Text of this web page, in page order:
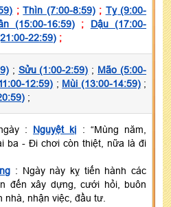
;Thìn (7:00-8:59); Tỵ (9:00-
(15:00-16:59) ; Dậu (17:00-
22:59) ;
; Sửu (1:00-2:59) ; Mão (5:00-
12:59) ; Mùi (13:00-14:59);
;
: Nguyệt kị : “Mùng năm,
ba - Đi chơi còn thiệt, nữa là đi
: Ngày này kỵ tiến hành các
đến xây dựng, cưới hỏi, buôn
nhà, nhận việc, đầu tư.